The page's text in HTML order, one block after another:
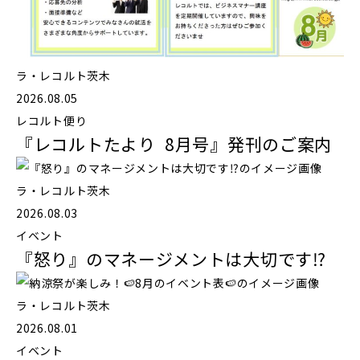
ラ・レコルト茨木
2026.08.05
レコルト便り
『レコルトたより 8月号』発刊のご案内
ラ・レコルト茨木
2026.08.03
イベント
『怒り』のマネージメントは大切です⁉️
ラ・レコルト茨木
2026.08.01
イベント